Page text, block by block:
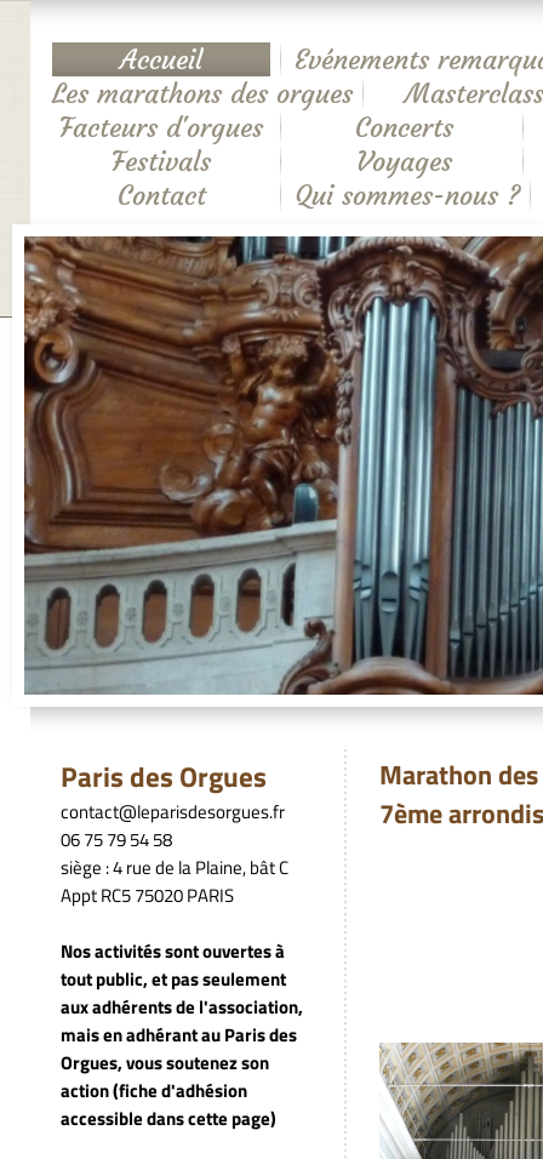
Accueil
Evénements
Les marathons des orgues
Facteurs d'orgues
Concerts
Festivals
Voyages
Contact
Qui sommes-nous ?
Paris des Orgues
contact@leparisdesorgues.fr
06 75 79 54 58
siège : 4 rue de la Plaine, bât C
Appt RC5 75020 PARIS
Nos activités sont ouvertes à
tout public, et pas seulement
aux adhérents de l'association,
mais en adhérant au Paris des
Orgues, vous soutenez son
action (fiche d'adhésion
accessible dans cette page)
Marathon
7ème